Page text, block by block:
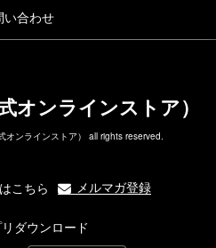
い合わせ
オンラインストア）
オンラインストア） all rights reserved.
こちら メルマガ登録
ダウンロード